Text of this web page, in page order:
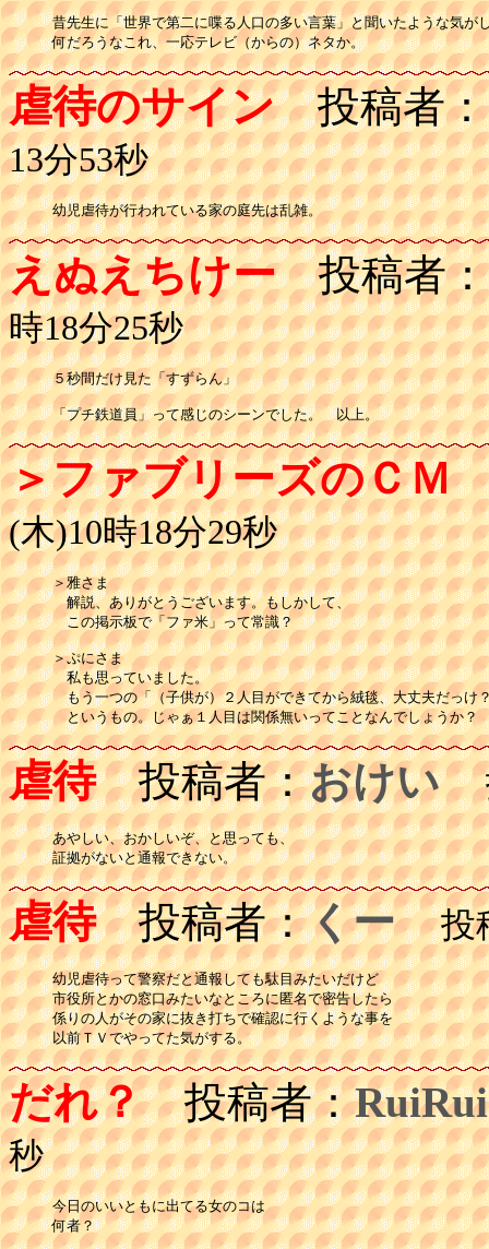
昔先生に「世界で第二に喋る人口の多い言葉」と聞いたような気が
何だろうなこれ、一応テレビ（からの）ネタか。
虐待のサイン投稿者：
13分53秒
えぬえちけー投稿者：
時18分25秒
５秒間だけ見た「すずらん」
＞ファブリーズのＣＭ
(木)10時18分29秒
＞雅さま
解説、ありがとうございます。もしかして、
この掲示板で「ファ米」って常識？
＞ぷにさま
私も思っていました。
もう一つの「（子供が）２人目ができてから絨毯、大丈夫だっけ
というもの。じゃぁ１人目は関係無いってことなんでしょうか？
虐待投稿者：おけい
あやしい、おかしいぞ、と思っても、
証拠がないと通報できない。
虐待投稿者：くー 投稿
幼児虐待って警察だと通報しても駄目みたいだけど
市役所とかの窓口みたいなところに匿名で密告したら
係りの人がその家に抜き打ちで確認に行くような事を
以前ＴＶでやってた気がする。
だれ？投稿者：RuiRui
秒
今日のいいともに出てる女のコは
何者？